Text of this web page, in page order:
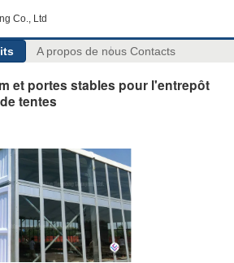
Co., Ltd
A propos de nous Contacts
et portes stables pour l'entrepôt
tentes